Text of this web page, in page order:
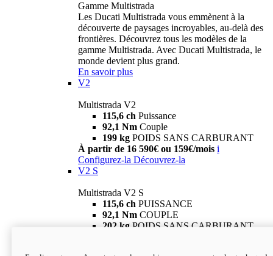
Gamme Multistrada
Les Ducati Multistrada vous emmènent à la
découverte de paysages incroyables, au-delà des
frontières. Découvrez tous les modèles de la
gamme Multistrada. Avec Ducati Multistrada, le
monde devient plus grand.
En savoir plus
V2
Multistrada V2
115,6 ch Puissance
92,1 Nm Couple
199 kg POIDS SANS CARBURANT
À partir de 16 590€ ou 159€/mois i
Configurez-la Découvrez-la
V2 S
Multistrada V2 S
115,6 ch PUISSANCE
92,1 Nm COUPLE
202 kg POIDS SANS CARBURANT